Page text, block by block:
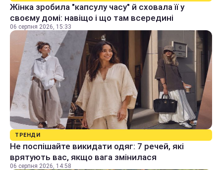
Жінка зробила "капсулу часу" й сховала її у
своєму домі: навіщо і що там всередині
06 серпня 2026, 15:33
ТРЕНДИ
Не поспішайте викидати одяг: 7 речей, які
врятують вас, якщо вага змінилася
06 серпня 2026, 14:58